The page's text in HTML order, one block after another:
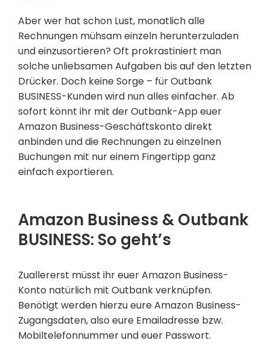
Aber wer hat schon Lust, monatlich alle
Rechnungen mühsam einzeln herunterzuladen
und einzusortieren? Oft prokrastiniert man
solche unliebsamen Aufgaben bis auf den letzten
Drücker. Doch keine Sorge – für Outbank
BUSINESS-Kunden wird nun alles einfacher. Ab
sofort könnt ihr mit der Outbank-App euer
Amazon Business-Geschäftskonto direkt
anbinden und die Rechnungen zu einzelnen
Buchungen mit nur einem Fingertipp ganz
einfach exportieren.
Amazon Business & Outbank
BUSINESS: So geht’s
Zuallererst müsst ihr euer Amazon Business-
Konto natürlich mit Outbank verknüpfen.
Benötigt werden hierzu eure Amazon Business-
Zugangsdaten, also eure Emailadresse bzw.
Mobiltelefonnummer und euer Passwort.